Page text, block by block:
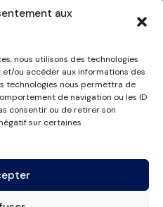
aux
nous utilisons des technologies
ou accéder aux informations des
technologies nous permettra de
de navigation ou les ID
consentir ou de retirer son
sur certaines
Légales
cookies
nous